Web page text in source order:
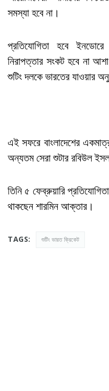
সমস্যা হবে না।
প্রতিযোগিতা হবে
নিরাপত্তার সংকট হবে না
শুটিং দলকে ভারতের যাওয়ার
এই সফরে বাংলাদেশের
অন্যতম সেরা শুটার রবিউল
তিনি ৫ ফেব্রুয়ারি
থাকছেন শারমিন আক্তার।
TAGS: শুটিং ভারত ক্রিকেট